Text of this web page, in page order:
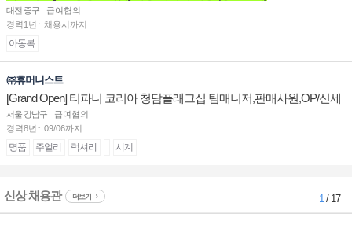
대전 중구
급여협의
경력1년↑ 채용시까지
아동복
㈜휴머니스트
[Grand Open] 티파니 코리아 청담플래그십 팀매니저,판매사원,OP/신세
계대전 판매사원 채용
서울 강남구
급여협의
경력8년↑ 09/06까지
명품 주얼리 럭셔리 시계
신상 채용관 더보기 1/ 17